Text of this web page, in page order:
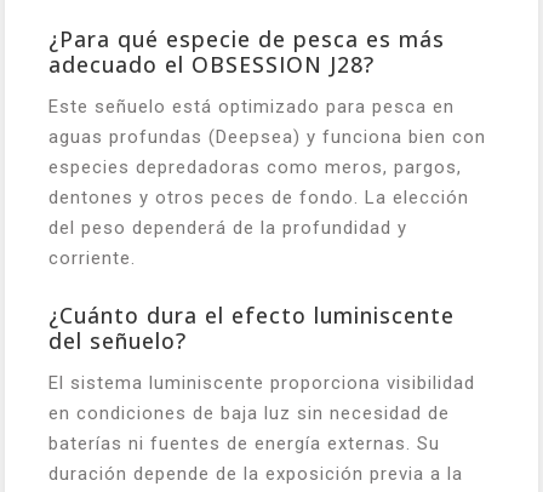
¿Para qué especie de pesca es más
adecuado el OBSESSION J28?
Este señuelo está optimizado para pesca en
aguas profundas (Deepsea) y funciona bien con
especies depredadoras como meros, pargos,
dentones y otros peces de fondo. La elección
del peso dependerá de la profundidad y
corriente.
¿Cuánto dura el efecto luminiscente
del señuelo?
El sistema luminiscente proporciona visibilidad
en condiciones de baja luz sin necesidad de
baterías ni fuentes de energía externas. Su
duración depende de la exposición previa a la